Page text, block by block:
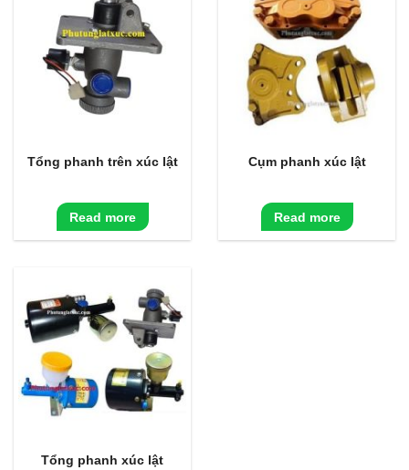
Tổng phanh trên xúc lật
Read more
Cụm phanh xúc lật
Read more
Tổng phanh xúc lật